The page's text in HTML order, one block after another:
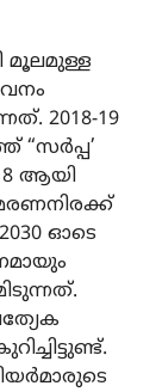
മൂലമുള്ള
2018-19
“സർപ്പ’
ആയി
ഓടെ